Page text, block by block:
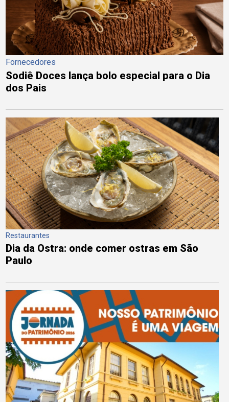
Fornecedores
Sodiê Doces lança bolo especial para o Dia
dos Pais
Restaurantes
Dia da Ostra: onde comer ostras em São
Paulo